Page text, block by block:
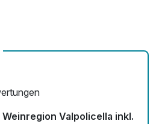
Valpolicella inkl.